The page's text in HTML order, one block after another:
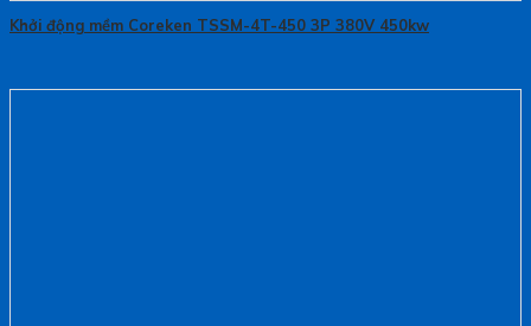
Khởi động mềm Coreken TSSM-4T-450 3P 380V 450kw